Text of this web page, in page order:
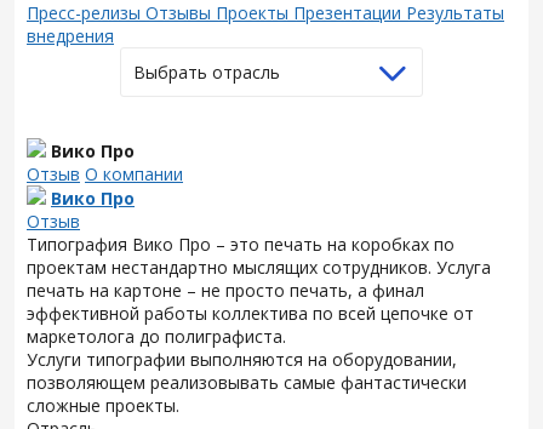
Пресс-релизы Отзывы Проекты Презентации Результаты
внедрения
Выбрать отрасль
Вико Про
Отзыв О компании
Вико Про
Отзыв
Типография Вико Про – это печать на коробках по
проектам нестандартно мыслящих сотрудников. Услуга
печать на картоне – не просто печать, а финал
эффективной работы коллектива по всей цепочке от
маркетолога до полиграфиста.
Услуги типографии выполняются на оборудовании,
позволяющем реализовывать самые фантастически
сложные проекты.